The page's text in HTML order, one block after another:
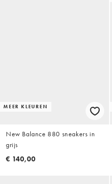
MEER KLEUREN
New Balance 880 sneakers in
grijs
€ 140,00